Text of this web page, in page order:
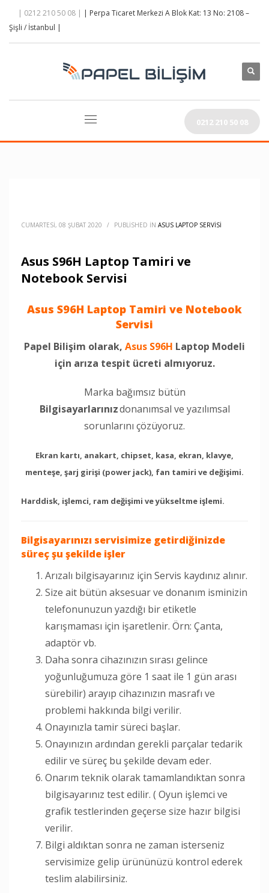
| 0212 210 50 08 | | Perpa Ticaret Merkezi A Blok Kat: 13 No: 2108 –
Şişli / İstanbul |
0212 210 50 08
CUMARTESI, 08 ŞUBAT 2020 / PUBLISHED IN ASUS LAPTOP SERVISI
Asus S96H Laptop Tamiri ve
Notebook Servisi
Asus S96H Laptop Tamiri ve Notebook
Servisi
Papel Bilişim olarak, Asus S96H Laptop Modeli
için arıza tespit ücreti almıyoruz.
Marka bağımsız bütün
Bilgisayarlarınızdonanımsal ve yazılımsal
sorunlarını çözüyoruz.
Ekran kartı, anakart, chipset, kasa, ekran, klavye,
menteşe, şarj girişi (power jack), fan tamiri ve değişimi.
Harddisk, işlemci, ram değişimi ve yükseltme işlemi.
Bilgisayarınızı servisimize getirdiğinizde
süreç şu şekilde işler
Arızalı bilgisayarınız için Servis kaydınız alınır.
Size ait bütün aksesuar ve donanım isminizin
telefonunuzun yazdığı bir etiketle
karışmaması için işaretlenir. Örn: Çanta,
adaptör vb.
Daha sonra cihazınızın sırası gelince
yoğunluğumuza göre 1 saat ile 1 gün arası
sürebilir) arayıp cihazınızın masrafı ve
problemi hakkında bilgi verilir.
Onayınızla tamir süreci başlar.
Onayınızın ardından gerekli parçalar tedarik
edilir ve süreç bu şekilde devam eder.
Onarım teknik olarak tamamlandıktan sonra
bilgisayarınız test edilir. ( Oyun işlemci ve
grafik testlerinden geçerse size hazır bilgisi
verilir.
Bilgi aldıktan sonra ne zaman isterseniz
servisimize gelip ürününüzü kontrol ederek
teslim alabilirsiniz.